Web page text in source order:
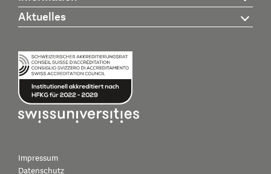
Aktuelles
Impressum
Datenschutz